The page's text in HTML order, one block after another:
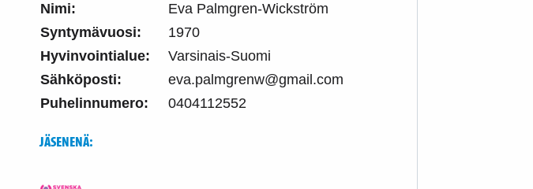
Nimi:
Eva Palmgren-Wickström
Syntymävuosi:
1970
Hyvinvointialue:
Varsinais-Suomi
Sähköposti:
eva.palmgrenw@gmail.com
Puhelinnumero:
0404112552
JÄSENENÄ: